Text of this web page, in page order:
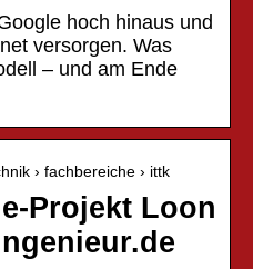
hoch hinaus und
versorgen. Was
– und am Ende
› fachbereiche › ittk
Projekt Loon